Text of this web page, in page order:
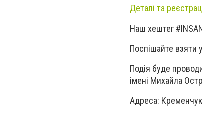
Деталі та
Наш хештег
Поспішайте взяти
Подія буде
імені Михайла
Адреса: